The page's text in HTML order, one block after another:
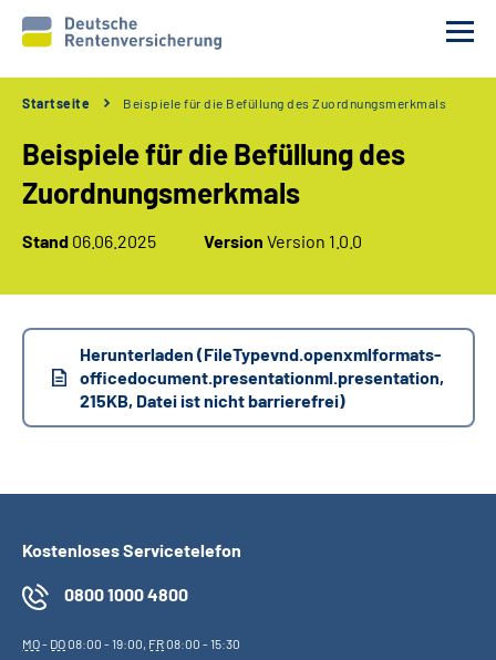
Unsere Verfahren
Services
Erweiterte Suche
Gebärdensprache
Startseite Beispiele für die Befüllung des Zuordnungsmerkmals
Beispiele für die Befüllung des
Zuordnungsmerkmals
Stand 06.06.2025 Version Version 1.0.0
Herunterladen (FileTypevnd.openxmlformats-
officedocument.presentationml.presentation,
215KB, Datei ist nicht barrierefrei)
Kostenloses Servicetelefon
0800 1000 4800
MO- DO08:00 - 19:00, FR08:00 - 15:30